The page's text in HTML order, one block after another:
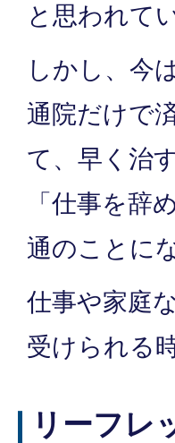
と思われて
しかし、今
通院だけで
て、早く治
「仕事を辞
通のことに
仕事や家庭
受けられる
リーフレ